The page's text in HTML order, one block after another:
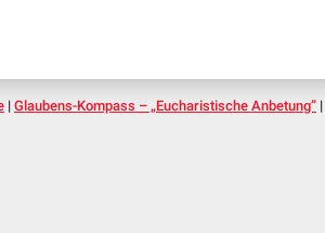
| Glaubens-Kompass – „Eucharistische Anbetung” |